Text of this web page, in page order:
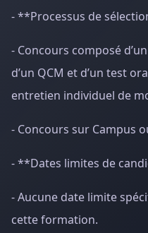
- **Processus de
- Concours composé
d’un QCM et d’un test
entretien individuel de
- Concours sur Campus
- **Dates limites de
- Aucune date limite
cette formation.